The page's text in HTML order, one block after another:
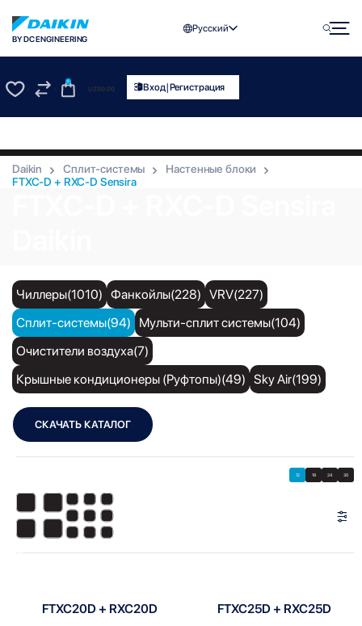
BY DC ENGINEERING
Русский
0
UZS0.00 Вход|Регистрация
Daikin Сплит-системы
Настенные блоки
FTXC-D + RXC-D Sensira
Чиллеры(1010) Фанкойлы(228) VRV(227)
Сплит-системы(94)
Мульти-сплит системы(104)
Очистители воздуха(7)
Крышные кондиционеры (Руфтопы)(49) Sky Air(199)
СКАЧАТЬ КАТАЛОГ
12 18 24 30
Показать:
FTXC20D + RXC20D FTXC25D + RXC25D